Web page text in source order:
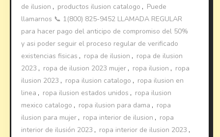
de ilusion , productos ilusion catalogo , Puede
llamarnos 📞 1(800) 825-9452 LLAMADA REGULAR
para hacer pago del anticipo de compromiso del 50%
y asi poder seguir el proceso regular de verificado
existencias fisicas , ropa de ilusion , ropa de ilusion
2023 , ropa de ilusion 2023 mujer , ropa ilusion , ropa
ilusion 2023 , ropa ilusion catalogo , ropa ilusion en
linea , ropa ilusion estados unidos , ropa ilusion
mexico catalogo , ropa ilusion para dama , ropa
ilusion para mujer , ropa interior de ilusion , ropa
interior de ilusión 2023 , ropa interior de ilusion 2023 ,